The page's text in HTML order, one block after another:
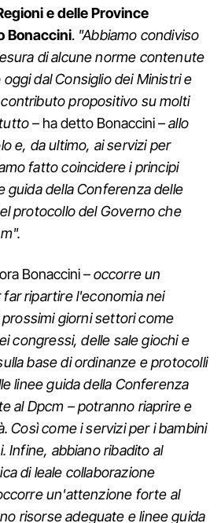
e delle Province
Bonaccini. "Abbiamo condiviso
di alcune norme contenute
dal Consiglio dei Ministri e
propositivo su molti
– ha detto Bonaccini –allo
e, da ultimo, ai servizi per
fatto coincidere i principi
guida della Conferenza delle
protocollo del Governo che
Bonaccini –occorre un
ripartire l'economia nei
giorni settori come
congressi, delle sale giochi e
base di ordinanze e protocolli
linee guida della Conferenza
al Dpcm – potranno riaprire e
Così come i servizi per i bambini
Infine, abbiano ribadito al
di leale collaborazione
un'attenzione forte al
risorse adeguate e linee guida